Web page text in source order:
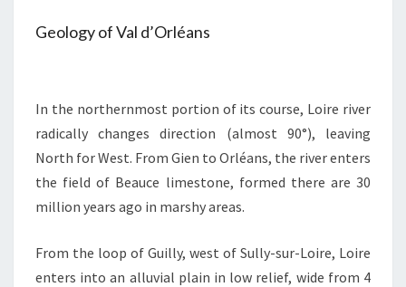
Geology of Val d’Orléans
In the northernmost portion of its course, Loire river
radically changes direction (almost 90°), leaving
North for West. From Gien to Orléans, the river enters
the field of Beauce limestone, formed there are 30
million years ago in marshy areas.
From the loop of Guilly, west of Sully-sur-Loire, Loire
enters into an alluvial plain in low relief, wide from 4